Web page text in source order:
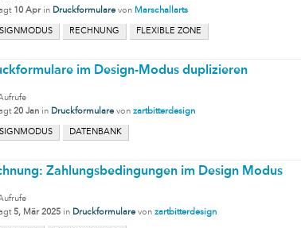
10 Apr in Druckformulare von Marschallarts
RECHNUNG FLEXIBLE ZONE
im Design-Modus duplizieren
20 Jan in Druckformulare von zartbitterdesign
DATENBANK
Zahlungsbedingungen im Design Modus
5, Mär 2025 in Druckformulare von zartbitterdesign